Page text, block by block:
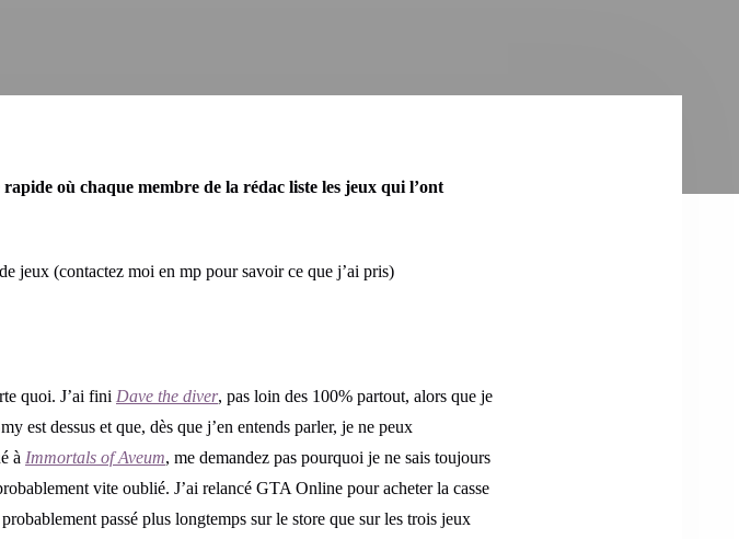
où chaque membre de la rédac liste les jeux qui l’ont
jeux (contactez moi en mp pour savoir ce que j’ai pris)
quoi. J’ai fini Dave the diver, pas loin des 100% partout, alors que je
est dessus et que, dès que j’en entends parler, je ne peux
à Immortals of Aveum, me demandez pas pourquoi je ne sais toujours
vite oublié. J’ai relancé GTA Online pour acheter la casse
passé plus longtemps sur le store que sur les trois jeux